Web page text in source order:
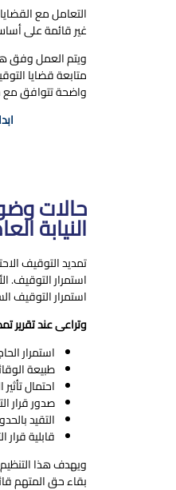
التعامل مع
غير قائمة على
ويتم العمل وفق
متابعة قضايا
واضحة تتوافق مع
حالات
النيابة
تمديد التوقيف
استمرار
استمرار التوقيف
وتراعى عند تقرير
استمرار
طبيعة
احتمال
صدور قرار
التقيد
قابلية قرار
ويهدف هذا
بقاء حق المتهم